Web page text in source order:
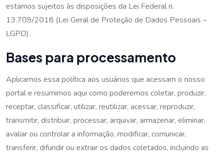
estamos sujeitos às disposições da Lei Federal n.
13.709/2018 (Lei Geral de Proteção de Dados Pessoais –
LGPD).
Bases para processamento
Aplicamos essa política aos usuários que acessam o nosso
portal e resumimos aqui como poderemos coletar, produzir,
receptar, classificar, utilizar, reutilizar, acessar, reproduzir,
transmitir, distribuir, processar, arquivar, armazenar, eliminar,
avaliar ou controlar a informação, modificar, comunicar,
transferir, difundir ou extrair os dados coletados, incluindo as